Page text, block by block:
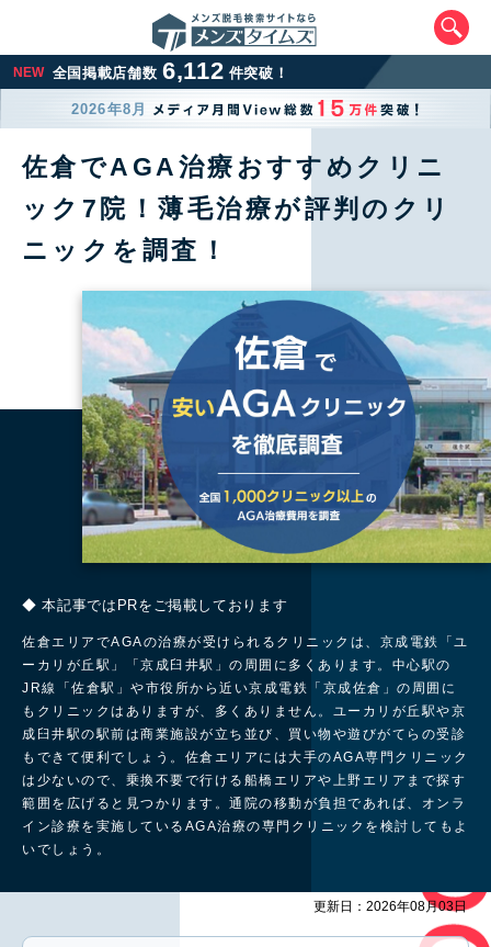
NEW 全国掲載店舗数 6,112 件突破！
2026年8月
佐倉でAGA治療おすすめクリニ
ック7院！薄毛治療が評判のクリ
ニックを調査！
◆ 本記事ではPRをご掲載しております
佐倉エリアでAGAの治療が受けられるクリニックは、京成電鉄「ユ
ーカリが丘駅」「京成臼井駅」の周囲に多くあります。中心駅の
JR線「佐倉駅」や市役所から近い京成電鉄「京成佐倉」の周囲に
もクリニックはありますが、多くありません。ユーカリが丘駅や京
成臼井駅の駅前は商業施設が立ち並び、買い物や遊びがてらの受診
もできて便利でしょう。佐倉エリアには大手のAGA専門クリニック
は少ないので、乗換不要で行ける船橋エリアや上野エリアまで探す
範囲を広げると見つかります。通院の移動が負担であれば、オンラ
イン診療を実施しているAGA治療の専門クリニックを検討してもよ
いでしょう。
更新日：2026年08月03日